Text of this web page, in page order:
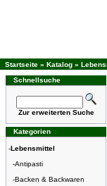
Startseite » Katalog »
Schnellsuche
Zur erweiterten Suche
Kategorien
-Lebensmittel
-Antipasti
-Backen & Backwaren